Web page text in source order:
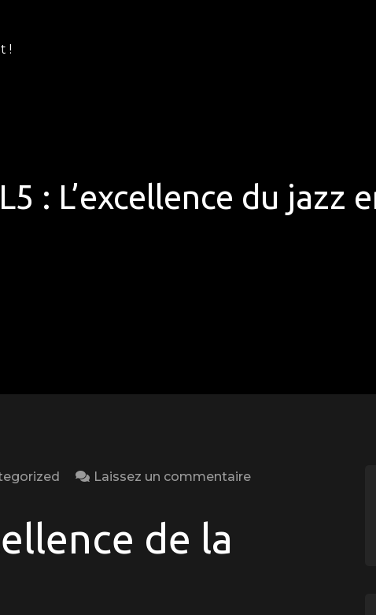
!
: L’excellence du jazz
Laissez un commentaireon
de la